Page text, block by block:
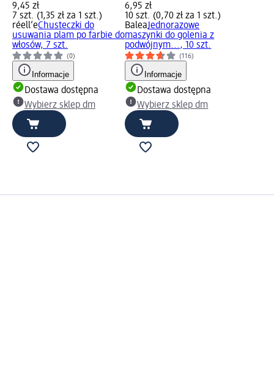
9,45 zł
7 szt. (1,35 zł za 1 szt.)
réell‘eChusteczki do
usuwania plam po farbie do
włosów, 7 szt.
(0)
Informacje
Dostawa dostępna
Wybierz sklep dm
6,95 zł
10 szt. (0,70 zł za 1 szt.)
BaleaJednorazowe
maszynki do golenia z
podwójnym..., 10 szt.
(116)
Informacje
Dostawa dostępna
Wybierz sklep dm